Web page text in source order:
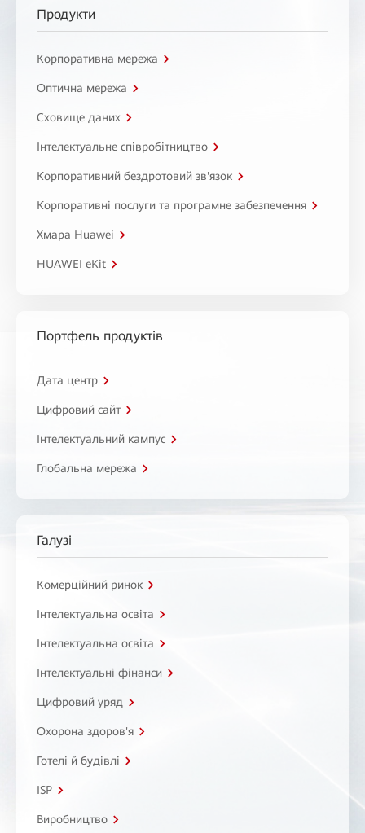
Продукти
Корпоративна мережа
Оптична мережа
Сховище даних
Інтелектуальне співробітництво
Корпоративний бездротовий зв'язок
Корпоративні послуги та програмне забезпечення
Хмара Huawei
HUAWEI eKit
Портфель продуктів
Дата центр
Цифровий сайт
Інтелектуальний кампус
Глобальна мережа
Галузі
Комерційний ринок
Інтелектуальна освіта
Інтелектуальна освіта
Інтелектуальні фінанси
Цифровий уряд
Охорона здоров'я
Готелі й будівлі
ISP
Виробництво